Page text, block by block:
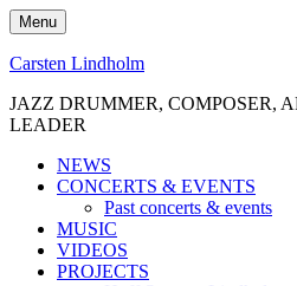
Skip
to
content
Menu
Carsten Lindholm
JAZZ DRUMMER, COMPOSER,
LEADER
NEWS
CONCERTS & EVENTS
Past concerts & events
MUSIC
VIDEOS
PROJECTS